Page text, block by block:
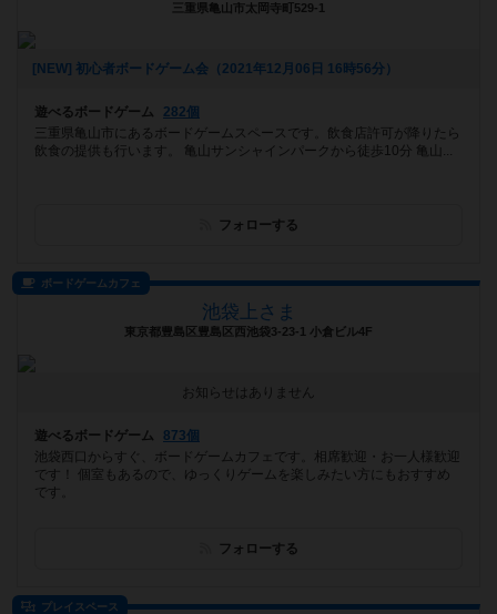
三重県亀山市太岡寺町529-1
[NEW] 初心者ボードゲーム会（2021年12月06日 16時56分）
遊べるボードゲーム
282個
三重県亀山市にあるボードゲームスペースです。飲食店許可が降りたら
飲食の提供も行います。 亀山サンシャインパークから徒歩10分 亀山...
フォローする
ボードゲームカフェ
池袋上さま
東京都豊島区豊島区西池袋3-23-1 小倉ビル4F
お知らせはありません
遊べるボードゲーム
873個
池袋西口からすぐ、ボードゲームカフェです。相席歓迎・お一人様歓迎
です！ 個室もあるので、ゆっくりゲームを楽しみたい方にもおすすめ
です。
フォローする
プレイスペース